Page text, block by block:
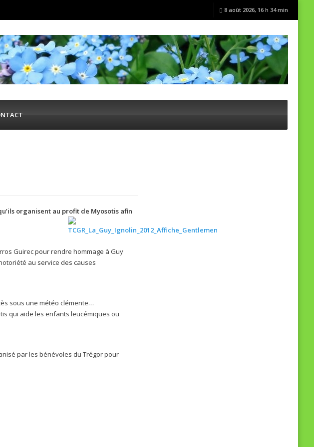
8 août 2026, 16 h 34 min
organisent au profit de Myosotis afin
Guirec pour rendre hommage à Guy
au service des causes
sous une météo clémente…
qui aide les enfants leucémiques ou
par les bénévoles du Trégor pour